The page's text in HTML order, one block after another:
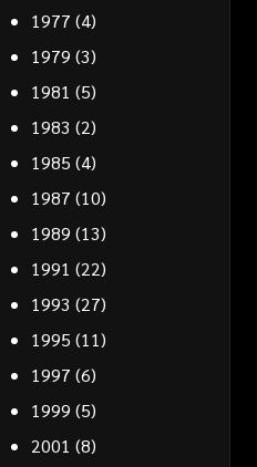
1977 (4)
1979 (3)
1981 (5)
1983 (2)
1985 (4)
1987 (10)
1989 (13)
1991 (22)
1993 (27)
1995 (11)
1997 (6)
1999 (5)
2001 (8)